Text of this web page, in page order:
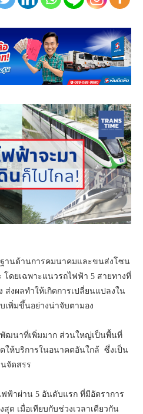
านด้านการคมนาคมและขนส่งโซน
ดยเฉพาะแนวรถไฟฟ้า 5 สายทางที่
ส่งผลทำให้เกิดการเปลี่ยนแปลงใน
พิ่มขึ้นอย่างน่าจับตามอง
ฒนาที่เพิ่มมาก ส่วนใหญ่เป็นพื้นที่
ให้บริการในอนาคตอันใกล้ ซึ่งเป็น
จัดสรร
ฟฟ้าผ่าน 5 อันดับแรก ที่มีอัตราการ
ด เมื่อเทียบกับช่วงเวลาเดียวกัน